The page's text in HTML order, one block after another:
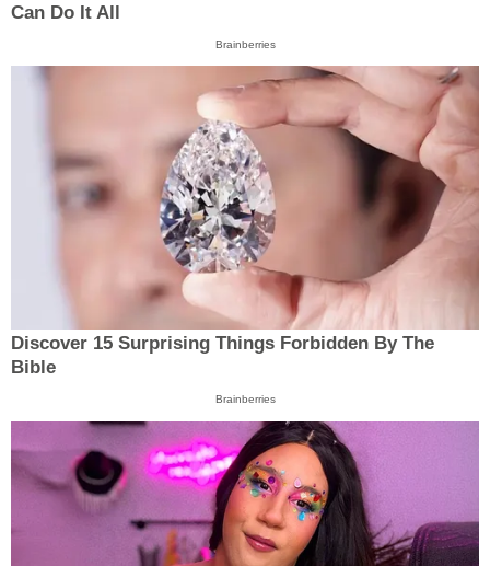
Can Do It All
Brainberries
Discover 15 Surprising Things Forbidden By The
Bible
Brainberries